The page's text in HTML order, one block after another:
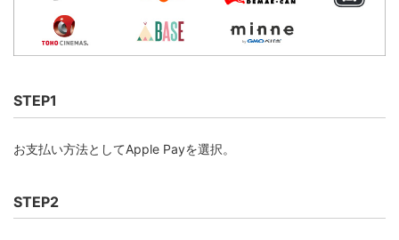
STEP1
お支払い方法としてApple Payを選択。
STEP2